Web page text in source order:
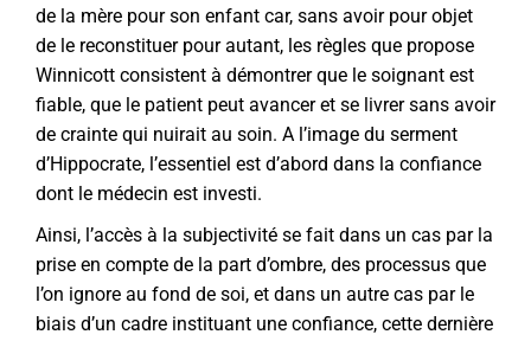
de la mère pour son enfant car, sans avoir pour objet
de le reconstituer pour autant, les règles que propose
Winnicott consistent à démontrer que le soignant est
fiable, que le patient peut avancer et se livrer sans avoir
de crainte qui nuirait au soin. A l’image du serment
d’Hippocrate, l’essentiel est d’abord dans la confiance
dont le médecin est investi.
Ainsi, l’accès à la subjectivité se fait dans un cas par la
prise en compte de la part d’ombre, des processus que
l’on ignore au fond de soi, et dans un autre cas par le
biais d’un cadre instituant une confiance, cette dernière